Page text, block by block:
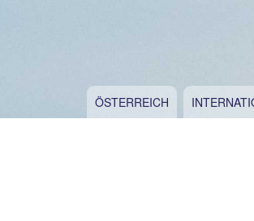
ÖSTERREICH